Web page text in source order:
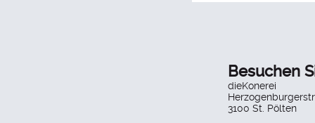
Besuchen
dieKonerei
3100 St. Pölten